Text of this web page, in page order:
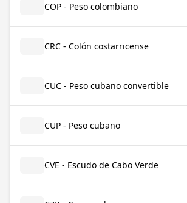
COP - Peso colombiano
CRC - Colón costarricense
CUC - Peso cubano convertible
CUP - Peso cubano
CVE - Escudo de Cabo Verde